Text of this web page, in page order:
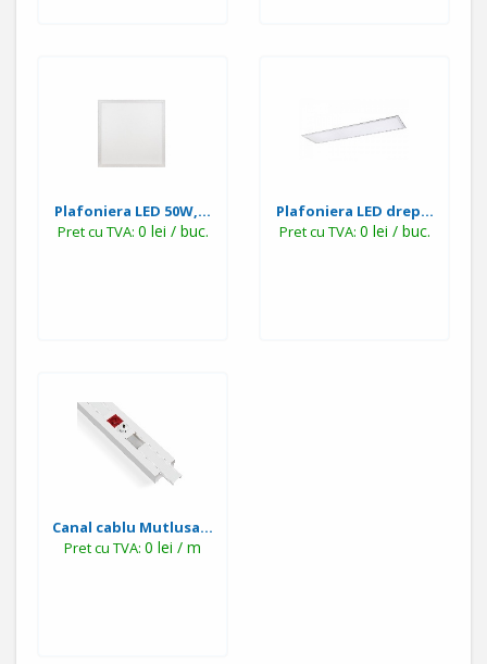
Plafoniera LED 50W,...
Pret cu TVA: 0 lei / buc.
Plafoniera LED drep...
Pret cu TVA: 0 lei / buc.
Canal cablu Mutlusa...
Pret cu TVA: 0 lei / m